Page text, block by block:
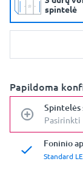
spintelė
Papildoma
Spintelės
Pasirinkti
Foninio
Standard